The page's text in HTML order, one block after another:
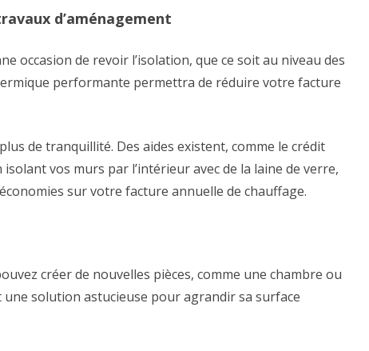
d’aménagement
occasion de revoir l’isolation, que ce soit au niveau des
performante permettra de réduire votre facture
de tranquillité. Des aides existent, comme le crédit
vos murs par l’intérieur avec de la laine de verre,
sur votre facture annuelle de chauffage.
créer de nouvelles pièces, comme une chambre ou
une solution astucieuse pour agrandir sa surface